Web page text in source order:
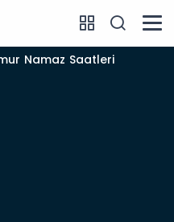
nöbetçi Eczane